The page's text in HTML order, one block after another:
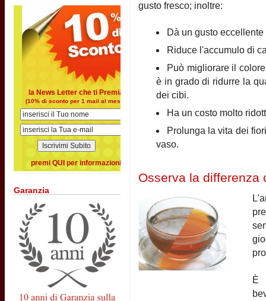
la News Letter che ti Premia
(10% di sconto per 1 mail al mese)
premi QUI per informazioni
Garanzia
gusto fresco; inoltre:
Dà un gusto eccellente
Riduce l'accumulo di
Può migliorare il
è in grado di ridurre la
dei cibi.
Ha un costo molto
Prolunga la vita dei
vaso.
Osserva la differenza
È